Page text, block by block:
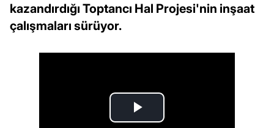
kazandırdığı Toptancı Hal Projesi'nin inşaat
çalışmaları sürüyor.